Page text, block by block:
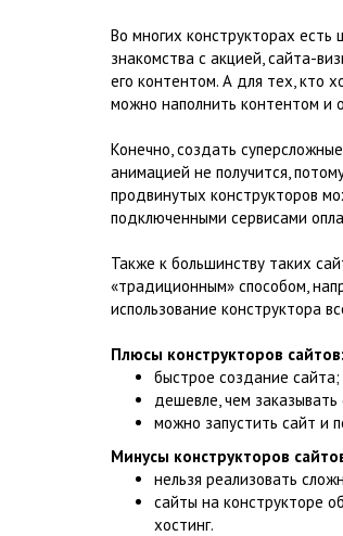
Во многих конструкторах
знакомства с акцией, сайта-
его контентом. А для тех, кто
можно наполнить контентом и
Конечно, создать
анимацией не получится,
продвинутых конструкторов
подключенными сервисами
Также к большинству таких
«традиционным» способом,
использование конструктора
Плюсы конструкторов сайтов:
быстрое создание сайта;
дешевле, чем заказывать
можно запустить сайт и
Минусы конструкторов
нельзя реализовать
сайты на конструкторе
хостинг.